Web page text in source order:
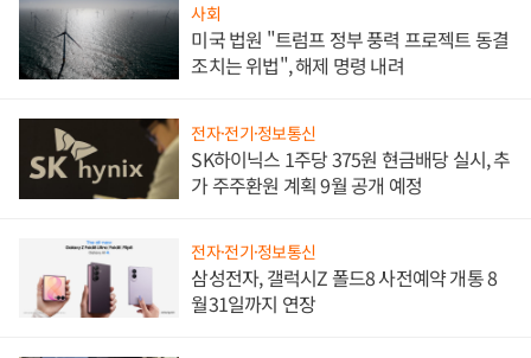
사회
미국 법원 "트럼프 정부 풍력 프로젝트 동결
조치는 위법", 해제 명령 내려
전자·전기·정보통신
SK하이닉스 1주당 375원 현금배당 실시, 추
가 주주환원 계획 9월 공개 예정
전자·전기·정보통신
삼성전자, 갤럭시Z 폴드8 사전예약 개통 8
월31일까지 연장